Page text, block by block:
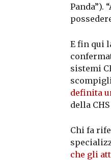
Panda”).
E fin qui
sistemi
definita
della
Chi fa
che gli